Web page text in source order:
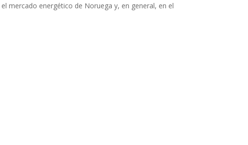
mercado energético de Noruega y, en general, en el